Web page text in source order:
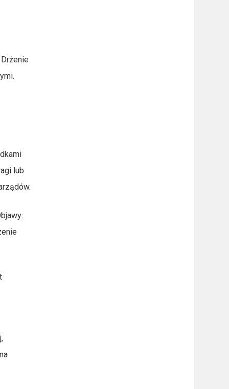
Drżenie
lub